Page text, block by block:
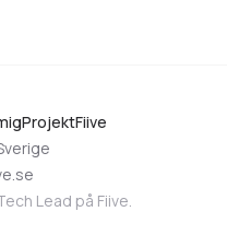
ProjektFiive
Lead på Fiive